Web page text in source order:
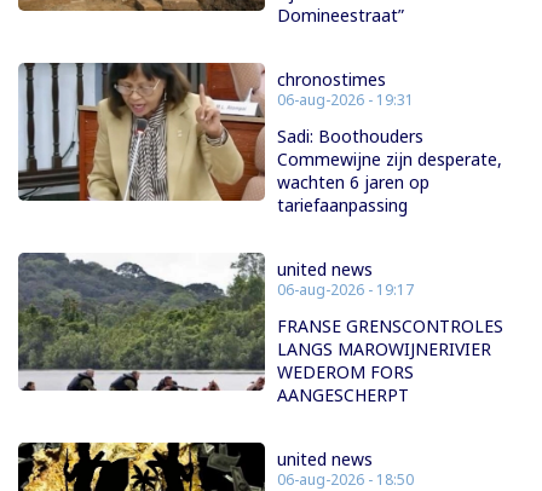
Domineestraat”
chronostimes
06-aug-2026 - 19:31
Sadi: Boothouders
Commewijne zijn desperate,
wachten 6 jaren op
tariefaanpassing
united news
06-aug-2026 - 19:17
FRANSE GRENSCONTROLES
LANGS MAROWIJNERIVIER
WEDEROM FORS
AANGESCHERPT
united news
06-aug-2026 - 18:50